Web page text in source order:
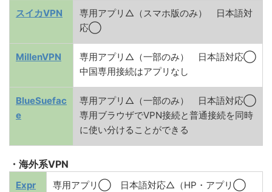
スイカVPN
専用アプリ△（スマホ版のみ） 日本語対
応◯
MillenVPN
専用アプリ△（一部のみ） 日本語対応◯
中国専用接続はアプリなし
BlueSuefac
e
専用アプリ△（一部のみ） 日本語対応◯
専用ブラウザでVPN接続と普通接続を同時
に使い分けることができる
・海外系VPN
Expr
専用アプリ◯ 日本語対応△（HP・アプリ◯